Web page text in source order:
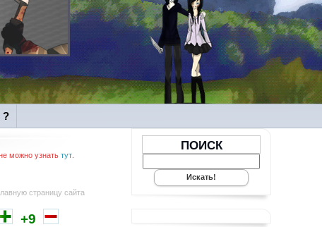
?
можно узнатьтут.
страницу сайта
+9
ПОИСК